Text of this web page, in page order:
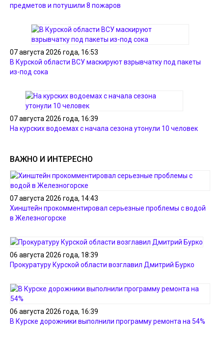
предметов и потушили 8 пожаров
07 августа 2026 года, 16:53
В Курской области ВСУ маскируют взрывчатку под пакеты
из-под сока
07 августа 2026 года, 16:39
На курских водоемах с начала сезона утонули 10 человек
ВАЖНО И ИНТЕРЕСНО
07 августа 2026 года, 14:43
Хинштейн прокомментировал серьезные проблемы с водой
в Железногорске
06 августа 2026 года, 18:39
Прокуратуру Курской области возглавил Дмитрий Бурко
06 августа 2026 года, 16:39
В Курске дорожники выполнили программу ремонта на 54%